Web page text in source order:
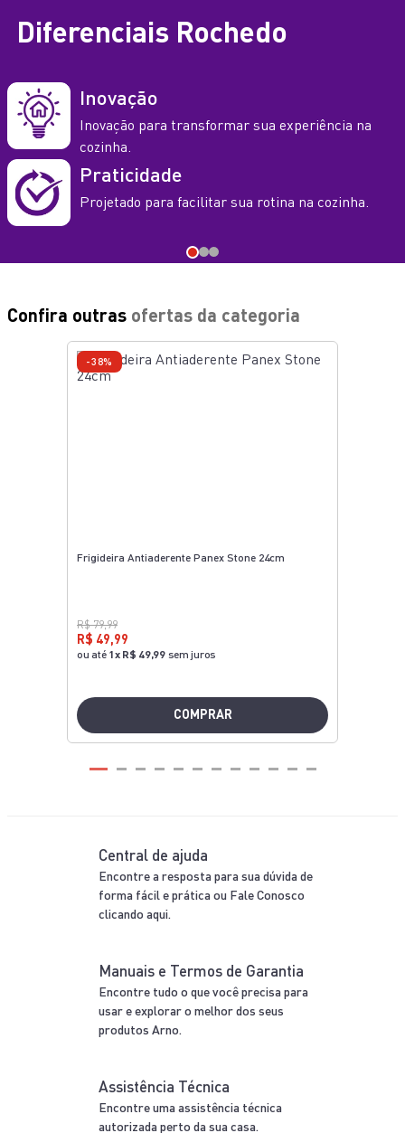
Diferenciais Rochedo
Inovação
Inovação para transformar sua experiência na
cozinha.
Praticidade
Projetado para facilitar sua rotina na cozinha.
Confira outras ofertas da categoria
-38%
Frigideira Antiaderente Panex Stone 24cm
R$ 79,99
R$ 49,99
ou até 1x R$ 49,99 sem juros
COMPRAR
Central de ajuda
Encontre a resposta para sua dúvida de
forma fácil e prática ou Fale Conosco
clicando aqui.
Manuais e Termos de Garantia
Encontre tudo o que você precisa para
usar e explorar o melhor dos seus
produtos Arno.
Assistência Técnica
Encontre uma assistência técnica
autorizada perto da sua casa.